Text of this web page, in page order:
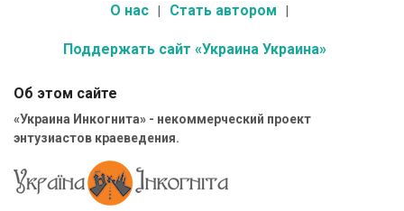
О нас Стать автором
Поддержать сайт «Украина Украина»
Об этом сайте
«Украина Инкогнита» - некоммерческий проект
энтузиастов краеведения.